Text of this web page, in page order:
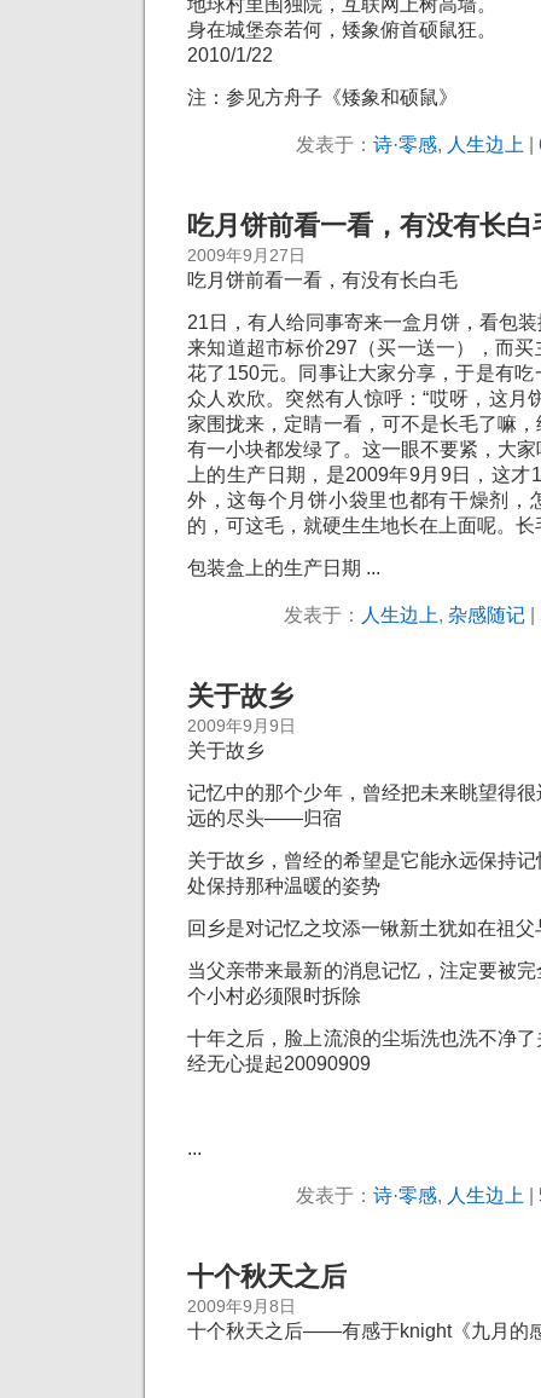
地球村里围独院，互联网上树高墙。
身在城堡奈若何，矮象俯首硕鼠狂。
2010/1/22
注：参见方舟子《矮象和硕鼠》
发表于： 诗·零感, 人生边上
吃月饼前看一看，有没有长白
2009年9月27日
吃月饼前看一看，有没有长白毛
21日，有人给同事寄来一盒月饼，看包
来知道超市标价297（买一送一），而
花了150元。同事让大家分享，于是有
众人欢欣。突然有人惊呼：“哎呀，这月
家围拢来，定睛一看，可不是长毛了嘛
有一小块都发绿了。这一眼不要紧，大
上的生产日期，是2009年9月9日，这
外，这每个月饼小袋里也都有干燥剂，
的，可这毛，就硬生生地长在上面呢。
包装盒上的生产日期 ...
发表于： 人生边上, 杂感随记|
关于故乡
2009年9月9日
关于故乡
记忆中的那个少年，曾经把未来眺望得
远的尽头——归宿
关于故乡，曾经的希望是它能永远保持
处保持那种温暖的姿势
回乡是对记忆之坟添一锹新土犹如在祖
当父亲带来最新的消息记忆，注定要被
个小村必须限时拆除
十年之后，脸上流浪的尘垢洗也洗不净
经无心提起20090909
...
发表于： 诗·零感, 人生边上
十个秋天之后
2009年9月8日
十个秋天之后——有感于knight《九月的